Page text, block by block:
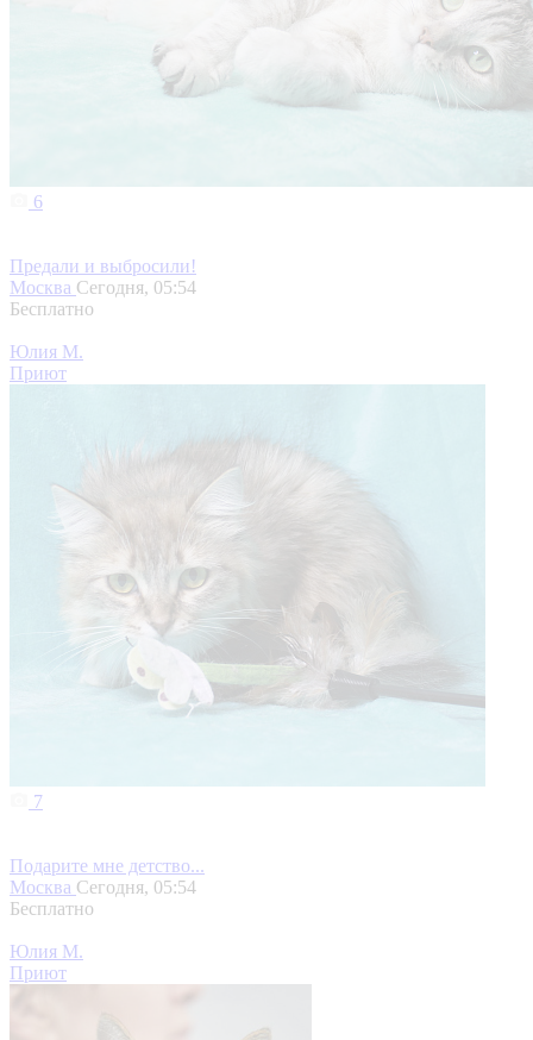
6
Предали и выбросили!
Москва Сегодня, 05:54
Бесплатно
Юлия М.
Приют
7
Подарите мне детство...
Москва Сегодня, 05:54
Бесплатно
Юлия М.
Приют